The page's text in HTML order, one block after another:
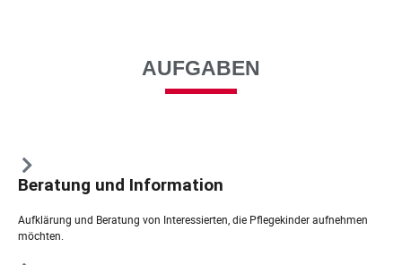
AUFGABEN
Beratung und Information
Aufklärung und Beratung von Interessierten, die Pflegekinder aufnehmen
möchten.